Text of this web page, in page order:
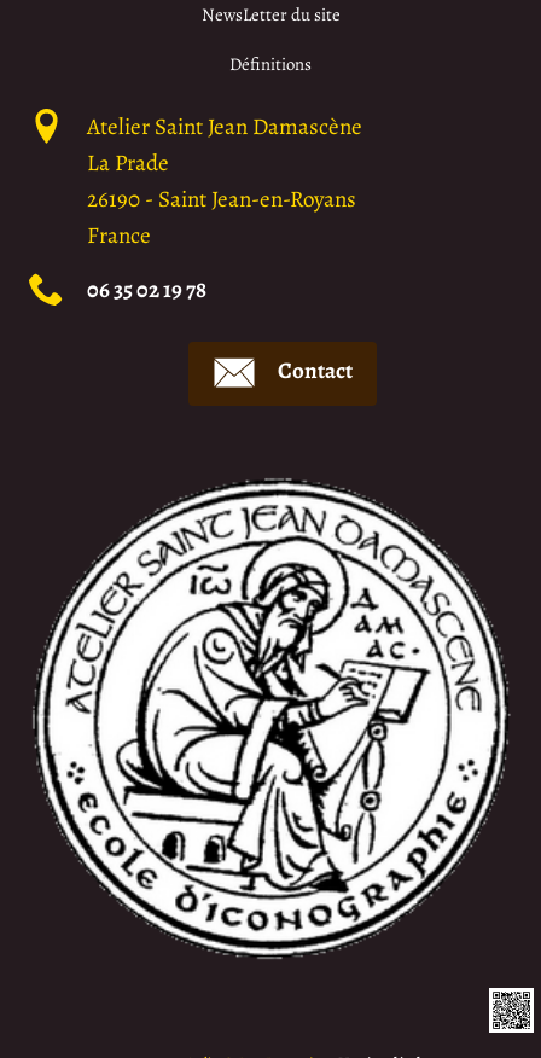
NewsLetter du site
Définitions
Atelier Saint Jean Damascène
La Prade
26190- Saint Jean-en-Royans
France
06 35 02 19 78
Contact